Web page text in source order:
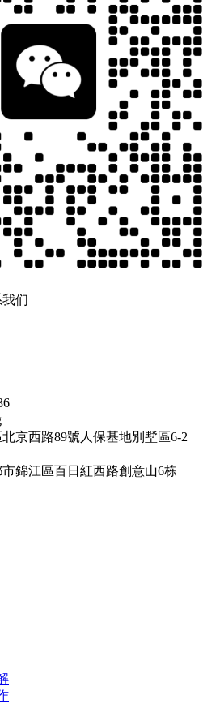
们
京西路89號人保基地別墅區6-2
錦江區百日紅西路創意山6栋